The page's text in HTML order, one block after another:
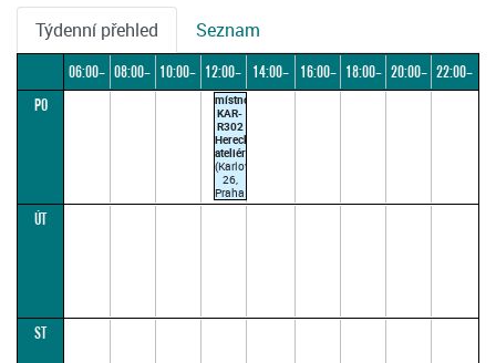
Týdenní přehled Seznam
06:00– 08:00– 10:00– 12:00–
14:00
14:00–
16:00– 18:00– 20:00– 22:00–
PO
místnost
KAR-
R302
Herecký
ateliér
(Karlova
26,
Praha
1)
ÚT
ST